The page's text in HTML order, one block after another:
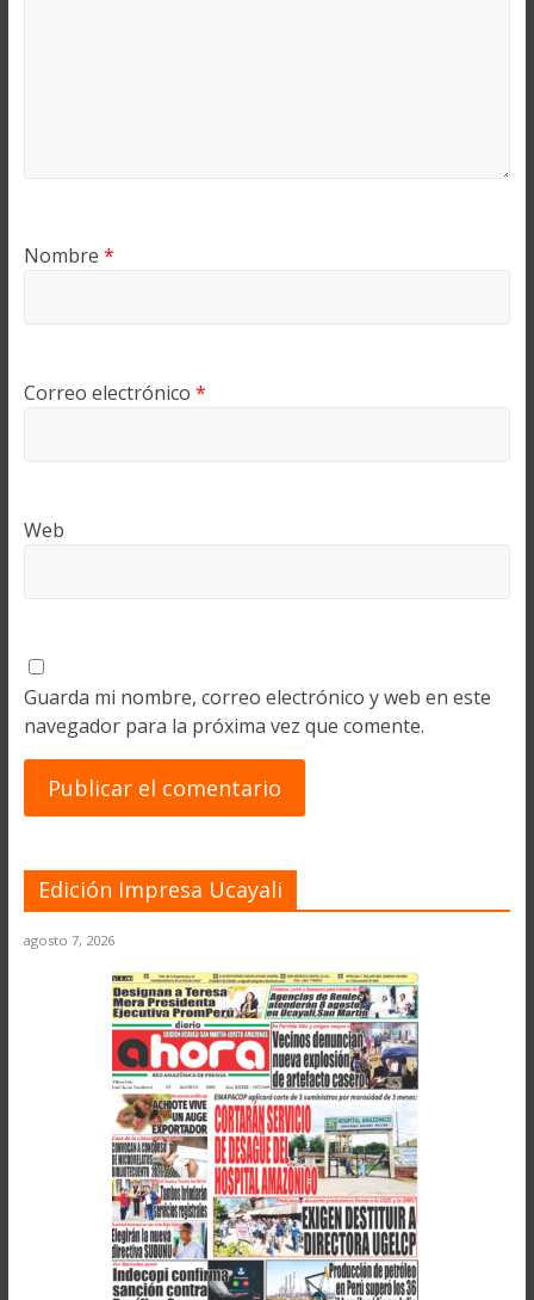
Nombre *
Correo electrónico *
Web
Guarda mi nombre, correo electrónico y web en este
navegador para la próxima vez que comente.
Edición Impresa Ucayali
agosto 7, 2026